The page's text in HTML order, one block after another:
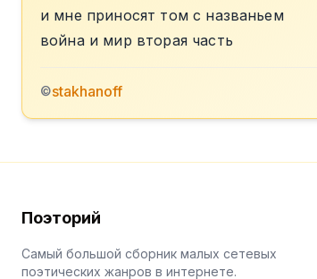
и мне приносят том с названьем
война и мир вторая часть
©stakhanoff
Поэторий
Самый большой сборник малых сетевых
поэтических жанров в интернете.